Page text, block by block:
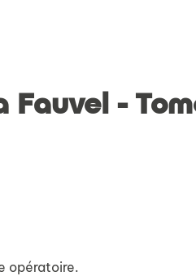
Fauvel -
opératoire.